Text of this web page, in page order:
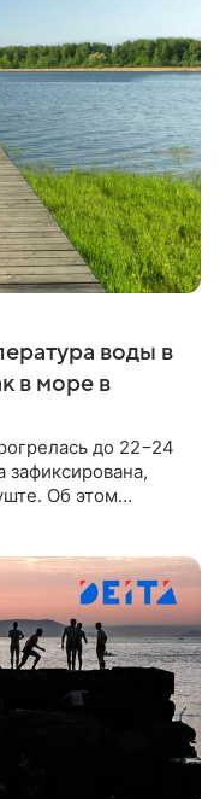
воды в
в море в
до 22−24
зафиксирована,
Об этом